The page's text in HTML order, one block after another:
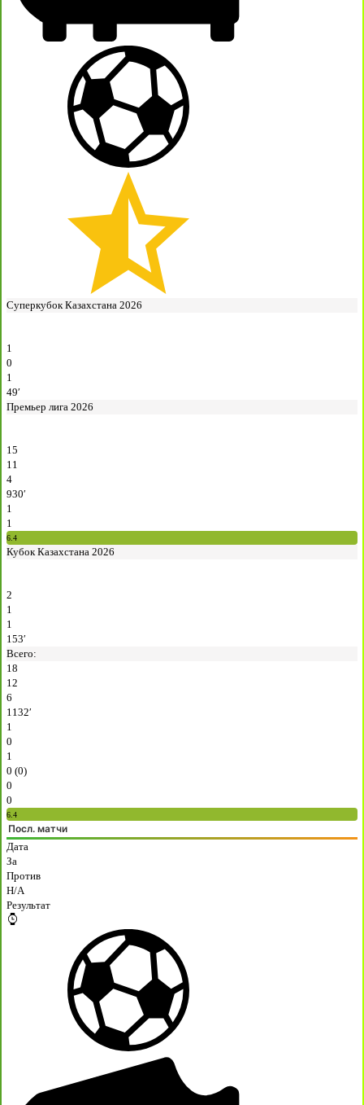
Суперкубок Казахстана 2026
1
0
1
49′
Премьер лига 2026
15
11
4
930′
1
1
6.4
Кубок Казахстана 2026
2
1
1
153′
Всего:
18
12
6
1132′
1
0
1
0 (0)
0
0
6.4
Посл. матчи
Дата
За
Против
H/A
Результат